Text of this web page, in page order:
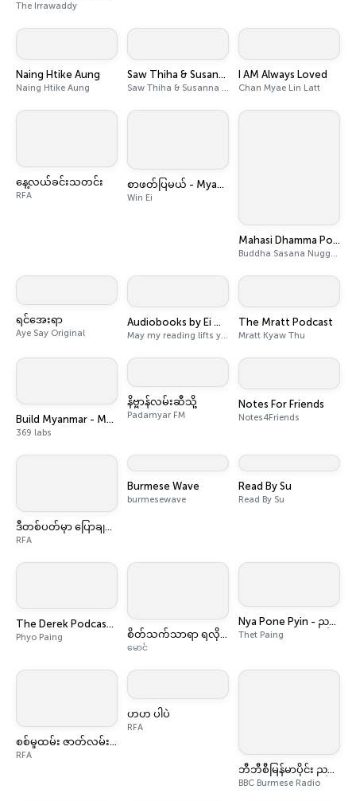
The Irrawaddy
Naing Htike Aung
Naing Htike Aung
Saw Thiha & Susanna Min
Saw Thiha & Susanna Min
I AM Always Loved
Chan Myae Lin Latt
နေ့လယ်ခင်းသတင်း
RFA
စာဖတ်ပြမယ် - Myanmar Audiobook
Win Ei
Mahasi Dhamma Podcast - မဟာစည်တရားတော်များ
Buddha Sasana Nuggaha Organization
ရင်အေးရာ
Aye Say Original
Audiobooks by Ei Mya
May my reading lifts your spirits!
The Mratt Podcast
Mratt Kyaw Thu
Build Myanmar - Media
369 labs
နိဗ္ဗာန်လမ်းဆီသို့
Padamyar FM
Notes For Friends
Notes4Friends
ဒီတစ်ပတ်မှာ ပြောချင်စရာ
RFA
Burmese Wave
burmesewave
Read By Su
Read By Su
The Derek Podcast by Dr. Phyo Paing
Phyo Paing စိတ်သက်သာရာ ရလိုရငြားပေါ့
မောင်
Nya Pone Pyin - ညပုံပြင်
Thet Paing
စစ်မှုထမ်း ဇာတ်လမ်းများ
RFA
ဟဟ ပါပဲ
RFA
ဘီဘီစီမြန်မာပိုင်း ညနေခင်းသတင်းအစီအစဉ်
BBC Burmese Radio